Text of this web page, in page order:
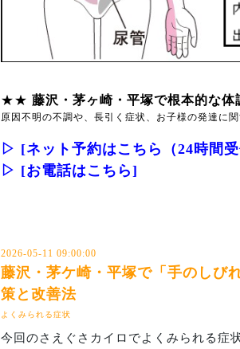
★★ 藤沢・茅ヶ崎・平塚で根本的な
原因不明の不調や、長引く症状、お子様の発達に
▷ [ネット予約はこちら（24時間
▷ [お電話はこちら]
2026-05-11 09:00:00
藤沢・茅ケ崎・平塚で「手のしび
策と改善法
よくみられる症状
今回のさえぐさカイロでよくみられる症